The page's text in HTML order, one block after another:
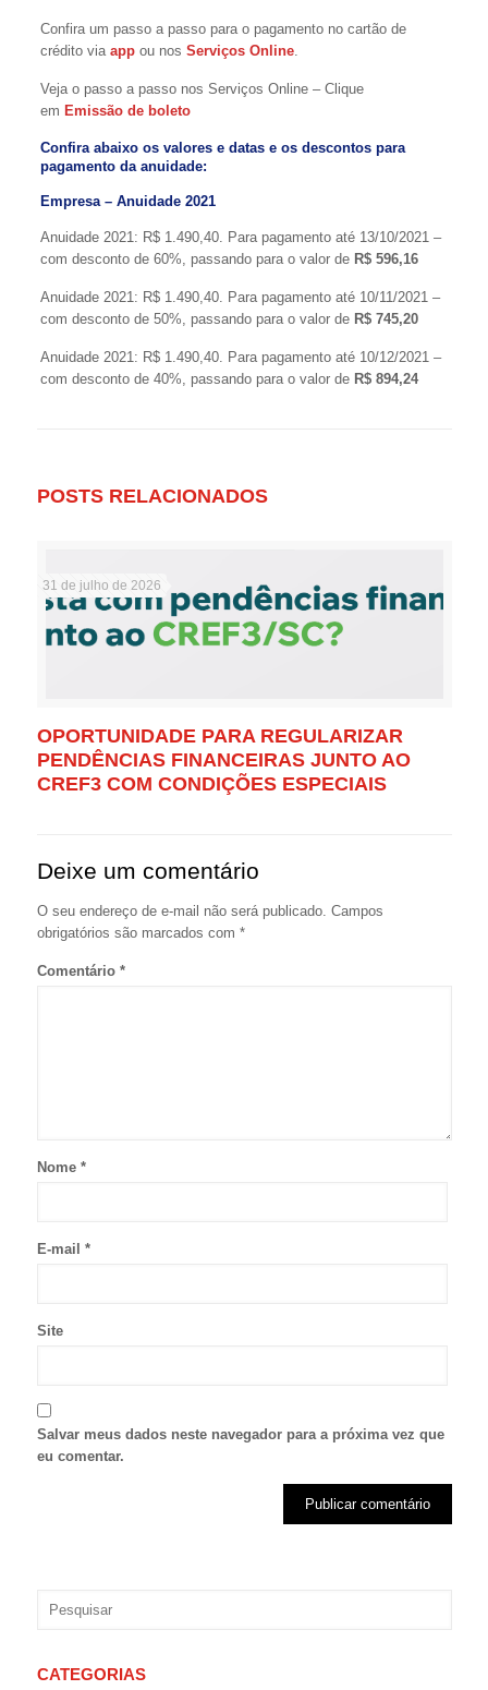
Confira um passo a passo para o pagamento no cartão de
crédito viaapp ou nosServiços Online
Veja o passo a passo nos Serviços Online – Clique
em Emissão de boleto
Confira abaixo os valores e datas e os descontos para
pagamento da anuidade:
Empresa – Anuidade 2021
Anuidade 2021: R$ 1.490,40. Para pagamento até 13/10/2021 –
com desconto de 60%, passando para o valor de R$ 596,16
Anuidade 2021: R$ 1.490,40. Para pagamento até 10/11/2021 –
com desconto de 50%, passando para o valor de R$ 745,20
Anuidade 2021: R$ 1.490,40. Para pagamento até 10/12/2021 –
com desconto de 40%, passando para o valor de R$ 894,24
POSTS RELACIONADOS
31 de julho de 2026
OPORTUNIDADE PARA REGULARIZAR
PENDÊNCIAS FINANCEIRAS JUNTO AO
CREF3 COM CONDIÇÕES ESPECIAIS
Deixe um comentário
O seu endereço de e-mail não será publicado. Campos
obrigatórios são marcados com *
Comentário *
Nome *
E-mail *
Site
Salvar meus dados neste navegador para a próxima vez que
eu comentar.
CATEGORIAS